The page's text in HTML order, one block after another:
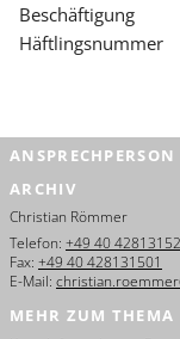
SERVICE
Beschäftigung
Häftlingsnummer
ANSPRECHPERSON
ARCHIV
Christian Römmer
Telefon: +49 40
Fax: +49 40 428131501
E-Mail:
MEHR ZUM THEMA